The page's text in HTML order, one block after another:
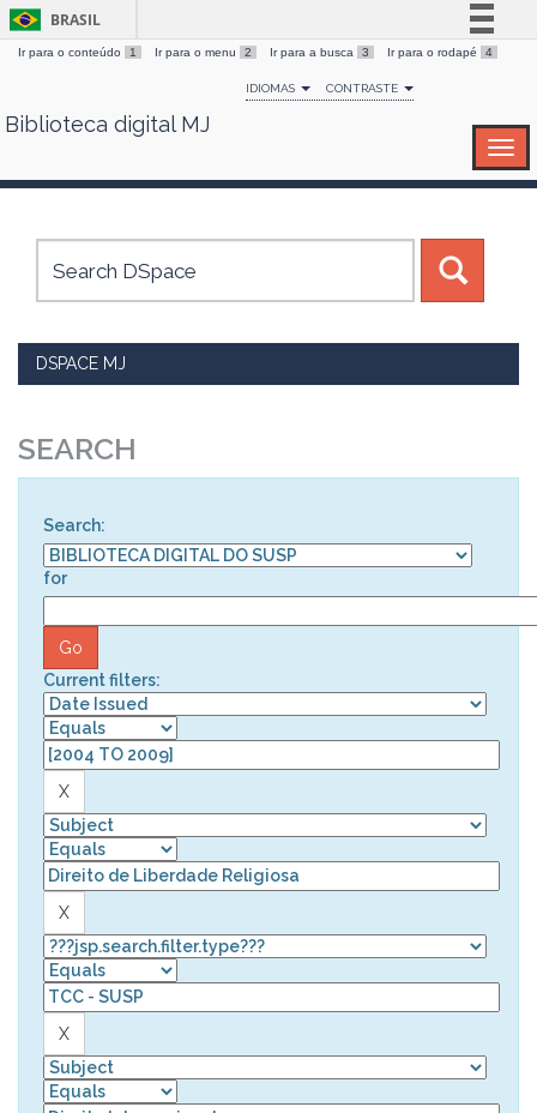
Skip
BRASIL
Simplifique!
Comunica BR
Canais
Ir para o conteúdo 1 Ir para o menu 2 Ir para a busca 3 Ir para o rodapé 4
IDIOMAS CONTRASTE
Biblioteca digital MJ
DSPACE MJ
SEARCH
Search:
for
Current filters: